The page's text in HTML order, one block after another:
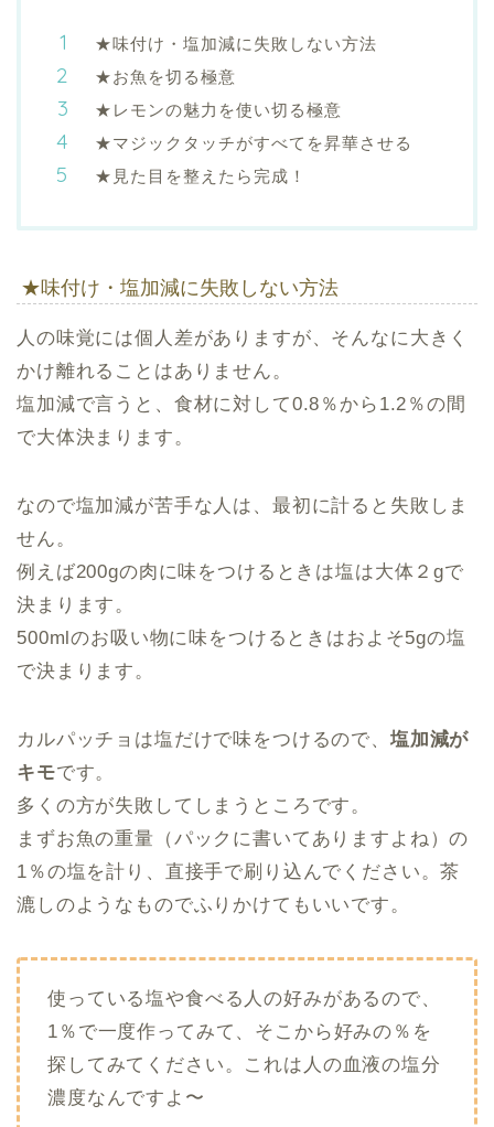
★味付け・塩加減に失敗しない方法
★お魚を切る極意
★レモンの魅力を使い切る極意
★マジックタッチがすべてを昇華させる
★見た目を整えたら完成！
★味付け・塩加減に失敗しない方法
人の味覚には個人差がありますが、そんなに大きく
かけ離れることはありません。
塩加減で言うと、食材に対して0.8％から1.2％の間
で大体決まります。
なので塩加減が苦手な人は、最初に計ると失敗しま
せん。
例えば200gの肉に味をつけるときは塩は大体２gで
決まります。
500mlのお吸い物に味をつけるときはおよそ5gの塩
で決まります。
カルパッチョは塩だけで味をつけるので、 塩加減が
キモです。
多くの方が失敗してしまうところです。
まずお魚の重量（パックに書いてありますよね）の
1％の塩を計り、直接手で刷り込んでください。茶
漉しのようなものでふりかけてもいいです。
使っている塩や食べる人の好みがあるので、
1％で一度作ってみて、そこから好みの％を
探してみてください。これは人の血液の塩分
濃度なんですよ〜